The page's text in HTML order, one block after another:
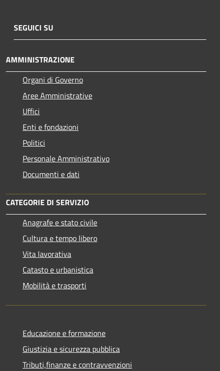
SEGUICI SU
AMMINISTRAZIONE
Organi di Governo
Aree Amministrative
Uffici
Enti e fondazioni
Politici
Personale Amministrativo
Documenti e dati
CATEGORIE DI SERVIZIO
Anagrafe e stato civile
Cultura e tempo libero
Vita lavorativa
Catasto e urbanistica
Mobilità e trasporti
Educazione e formazione
Giustizia e sicurezza pubblica
Tributi,finanze e contravvenzioni